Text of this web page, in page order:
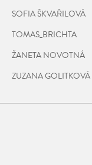
SOFIA ŠKVAŘILOVÁ
TOMAS_BRICHTA
ŽANETA NOVOTNÁ
ZUZANA GOLITKOVÁ